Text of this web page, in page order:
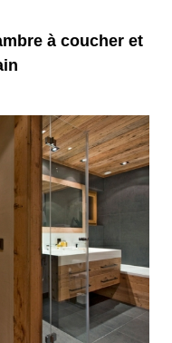
à coucher et